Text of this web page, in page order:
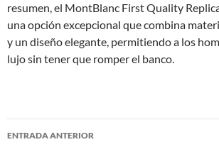
resumen, el MontBlanc First Quality
una opción excepcional que combina
y un diseño elegante, permitiendo a los
lujo sin tener que romper el banco.
Navegación
ENTRADA ANTERIOR